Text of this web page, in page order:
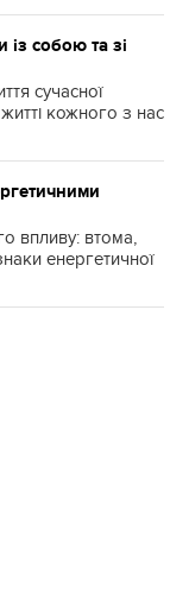
із собою та зі
сучасної
кожного з нас
впливу: втома,
енергетичної